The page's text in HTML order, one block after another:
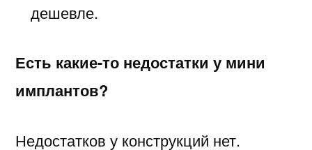
дешевле.
Есть какие-то недостатки у мини
имплантов?
Недостатков у конструкций нет.